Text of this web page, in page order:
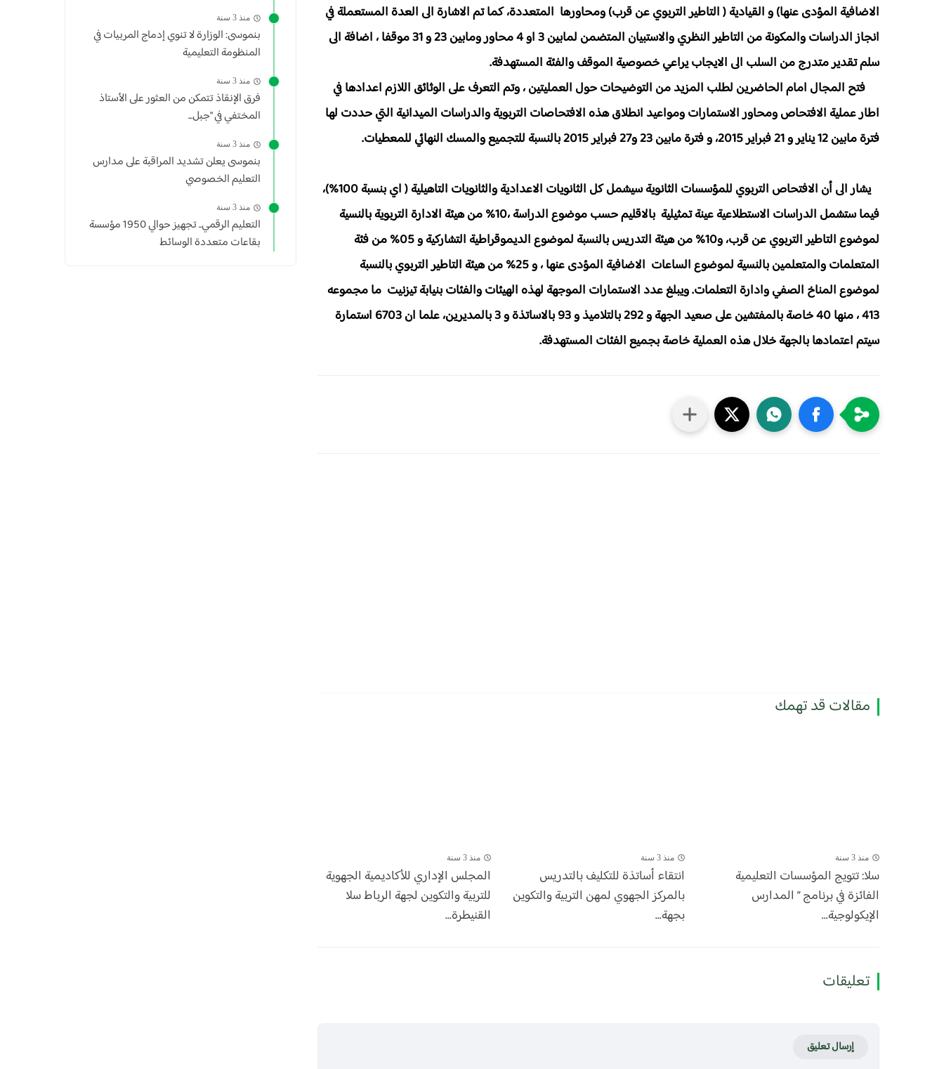
الاضافية المؤدى عنها) و القيادية ( التاطير التربوي عن قرب) ومحاورها المتعددة، كما تم الاشارة الى العدة المستعملة في
انجاز الدراسات والمكونة من التاطير النظري والاستبيان المتضمن لمابين 3 او 4 محاور ومابين 23 و 31 موقفا ، اضافة الى
سلم تقدير متدرج من السلب الى الايجاب يراعي خصوصية الموقف والفئة المستهدفة.
فتح المجال امام الحاضرين لطلب المزيد من التوضيحات حول العمليتين ، وتم التعرف على الوثائق اللازم اعدادها في
اطار عملية الافتحاص ومحاور الاستمارات ومواعيد انطلاق هذه الافتحاصات التربوية والدراسات الميدانية التي حددت لها
فترة مابين 12 يناير و 21 فبراير 2015، و فترة مابين 23 و27 فبراير 2015 بالنسبة للتجميع والمسك النهائي للمعطيات.
يشار الى أن الافتحاص التربوي للمؤسسات الثانوية سيشمل كل الثانويات الاعدادية والثانويات التاهيلية ( اي بنسبة 100%)،
فيما ستشمل الدراسات الاستطلاعية عينة تمثيلية بالاقليم حسب موضوع الدراسة ،10% من هيئة الادارة التربوية بالنسية
لموضوع التاطير التربوي عن قرب، و10% من هيئة التدريس بالنسبة لموضوع الديموقراطية التشاركية و 05% من فئة
المتعلمات والمتعلمين بالنسية لموضوع الساعات الاضافية المؤدى عنها ، و 25% من هيئة التاطير التربوي بالنسبة
لموضوع المناخ الصفي وادارة التعلمات. ويبلغ عدد الاستمارات الموجهة لهذه الهيئات والفئات بنيابة تيزنيت ما مجموعه
413 ، منها 40 خاصة بالمفتشين على صعيد الجهة و 292 بالتلاميذ و 93 بالاساتذة و 3 بالمديرين، علما ان 6703 استمارة
سيتم اعتمادها بالجهة خلال هذه العملية خاصة بجميع الفئات المستهدفة.
مقالات قد تهمك
منذ 3 سنة
سلا: تتويج المؤسسات التعليمية
الفائزة في برنامج ” المدارس
الإيكولوجية...
منذ 3 سنة
انتقاء أساتذة للتكليف بالتدريس
بالمركز الجهوي لمهن التربية والتكوين
بجهة...
منذ 3 سنة
المجلس الإداري للأكاديمية الجهوية
للتربية والتكوين لجهة الرباط سلا
القنيطرة...
تعليقات
إرسال تعليق
منذ 3 سنة
بنموسى: الوزارة لا تنوي إدماج المربيات في
المنظومة التعليمية
منذ 3 سنة
فرق الإنقاذ تتمكن من العثور على الأستاذ
المختفي في "جبل...
منذ 3 سنة
بنموسى يعلن تشديد المراقبة على مدارس
التعليم الخصوصي
منذ 3 سنة
التعليم الرقمي.. تجهيز حوالي 1950 مؤسسة
بقاعات متعددة الوسائط